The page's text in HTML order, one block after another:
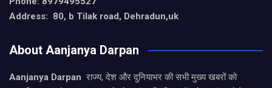
Address: 80, b Tilak road, Dehradun,uk
About Aanjanya Darpan
Aanjanya Darpan राज्य, देश और दुनियाभर की सभी मुख्य खबरों को